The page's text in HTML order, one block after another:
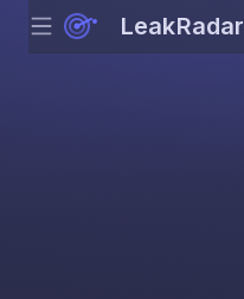
Menu LeakRadar